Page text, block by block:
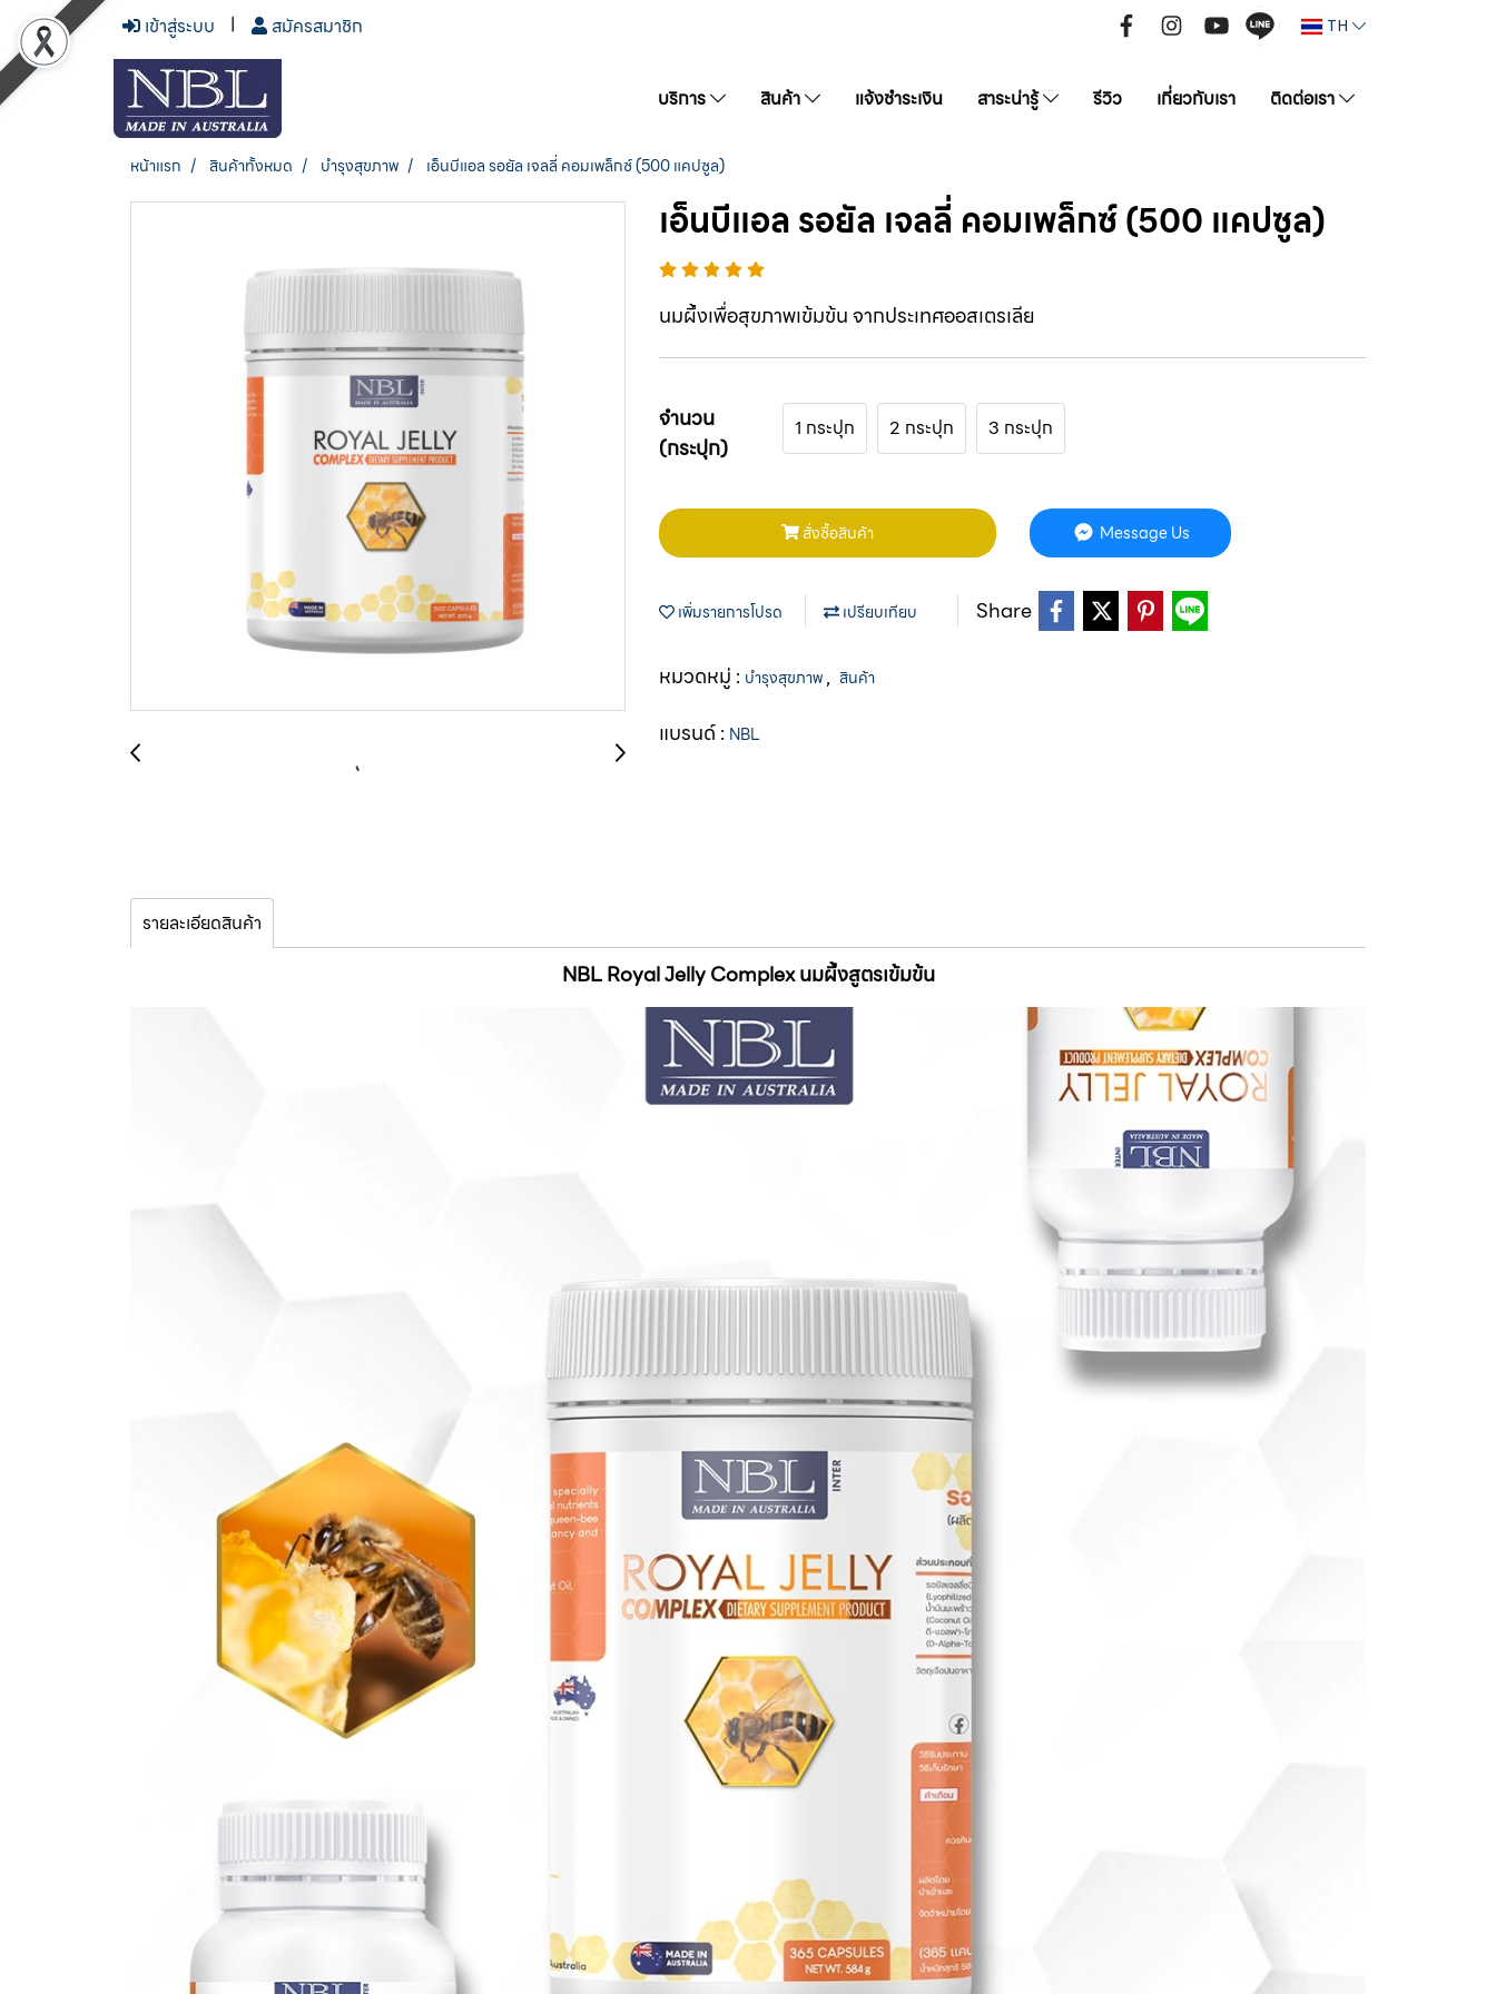
เข้าสู่ระบบ สมัครสมาชิก TH
บริการ สินค้า แจ้งชำระเงิน สาระน่ารู้ รีวิว เกี่ยวกับเรา ติดต่อเรา
หน้าแรก สินค้าทั้งหมด บำรุงสุขภาพ เอ็นบีแอล รอยัล เจลลี่ คอมเพล็กซ์ (500 แคปซูล)
เอ็นบีแอล รอยัล เจลลี่ คอมเพล็กซ์ (500 แคปซูล)
นมผึ้งเพื่อสุขภาพเข้มข้น จากประเทศออสเตรเลีย
จำนวน
(กระปุก)
1 กระปุก 2 กระปุก 3 กระปุก
สั่งซื้อสินค้า Message Us
เพิ่มรายการโปรด เปรียบเทียบ Share
หมวดหมู่ : บำรุงสุขภาพ, สินค้า
แบรนด์ : NBL
รายละเอียดสินค้า
NBL Royal Jelly Complex นมผึ้งสูตรเข้มข้น